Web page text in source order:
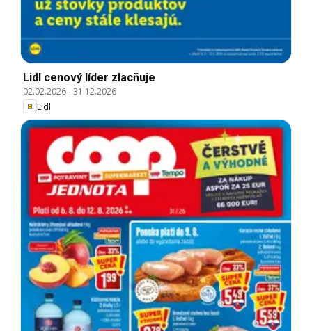
Lidl cenový líder zlacňuje
02.02.2026-31.12.2026
Lidl